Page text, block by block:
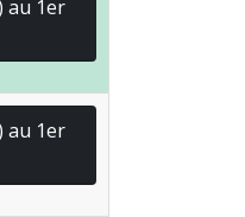
au 1er
au 1er